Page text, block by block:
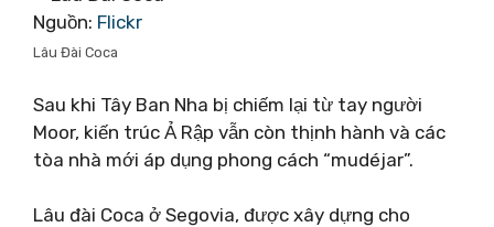
Nguồn: Flickr
Lâu Đài Coca
Sau khi Tây Ban Nha bị chiếm lại từ tay người
Moor, kiến ​​trúc Ả Rập vẫn còn thịnh hành và các
tòa nhà mới áp dụng phong cách “mudéjar”.
Lâu đài Coca ở Segovia, được xây dựng cho